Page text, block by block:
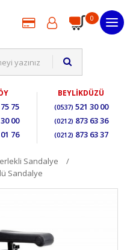
0
75
00
76
BEYLİKDÜZÜ
(0537) 521 30 00
(0212) 873 63 36
(0212) 873 63 37
Sandalye
Sandalye